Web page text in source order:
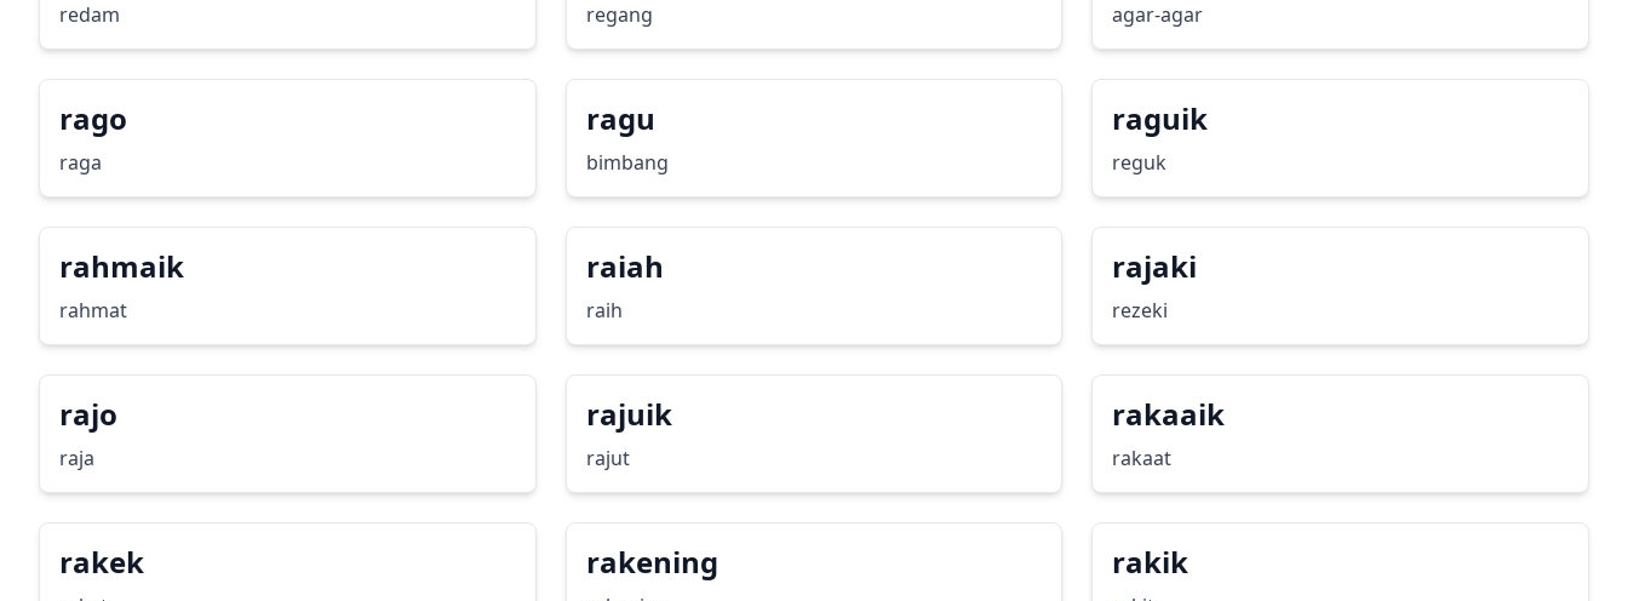
redam regang agar-agar
rago
raga
ragu
bimbang
raguik
reguk
rahmaik
rahmat
raiah
raih
rajaki
rezeki
rajo
raja
rajuik
rajut
rakaaik
rakaat
rakek rakening rakik